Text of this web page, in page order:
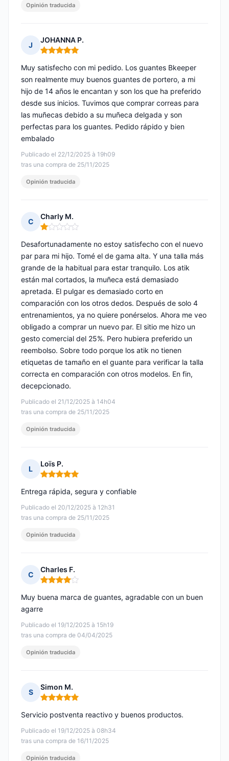
Opinión traducida
J
JOHANNA P.
Nota: 5 de 5
Publicado el 22/12/2025 à 19h09
tras una compra de 25/11/2025
Muy satisfecho con mi pedido. Los guantes Bkeeper
son realmente muy buenos guantes de portero, a mi
hijo de 14 años le encantan y son los que ha preferido
desde sus inicios. Tuvimos que comprar correas para
las muñecas debido a su muñeca delgada y son
perfectas para los guantes. Pedido rápido y bien
embalado
Opinión traducida
C
Charly M.
Nota: 1 de 5
Publicado el 21/12/2025 à 14h04
tras una compra de 25/11/2025
Desafortunadamente no estoy satisfecho con el nuevo
par para mi hijo. Tomé el de gama alta. Y una talla más
grande de la habitual para estar tranquilo. Los atik
están mal cortados, la muñeca está demasiado
apretada. El pulgar es demasiado corto en
comparación con los otros dedos. Después de solo 4
entrenamientos, ya no quiere ponérselos. Ahora me veo
obligado a comprar un nuevo par. El sitio me hizo un
gesto comercial del 25%. Pero hubiera preferido un
reembolso. Sobre todo porque los atik no tienen
etiquetas de tamaño en el guante para verificar la talla
correcta en comparación con otros modelos. En fin,
decepcionado.
Opinión traducida
L
Loïs P.
Nota: 5 de 5
Publicado el 20/12/2025 à 12h31
tras una compra de 25/11/2025
Entrega rápida, segura y confiable
Opinión traducida
C
Charles F.
Nota: 4 de 5
Publicado el 19/12/2025 à 15h19
tras una compra de 04/04/2025
Muy buena marca de guantes, agradable con un buen
agarre
Opinión traducida
S
Simon M.
Nota: 5 de 5
Publicado el 19/12/2025 à 08h34
tras una compra de 16/11/2025
Servicio postventa reactivo y buenos productos.
Opinión traducida